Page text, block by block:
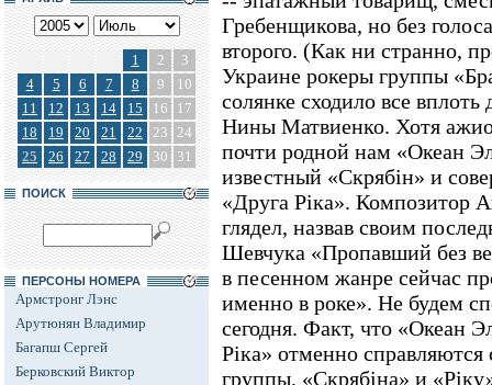
1 2
3
4
5 6 7 8 9
10
11
12 13 14 15 16
17
18
19 20 21 22 23 24
25
26 27 28 29 30 31
ПОИСК
ПЕРСОНЫ НОМЕРА
Армстронг Лэнс
Арутюнян Владимир
Багапш Сергей
Берковский Виктор
Гребенщикова, но без
второго. (Как ни странно,
Украине рокеры группы
солянке сходило все
Нины Матвиенко. Хотя
почти родной нам «Океан
известный «Скрябiн» и
«Друга Рiка». Композитор
глядел, назвав своим
Шевчука «Пропавший без
в песенном жанре сейчас
именно в роке». Не будем
сегодня. Факт, что «Океан
Рiка» отменно
группы. «Скрябiна» и